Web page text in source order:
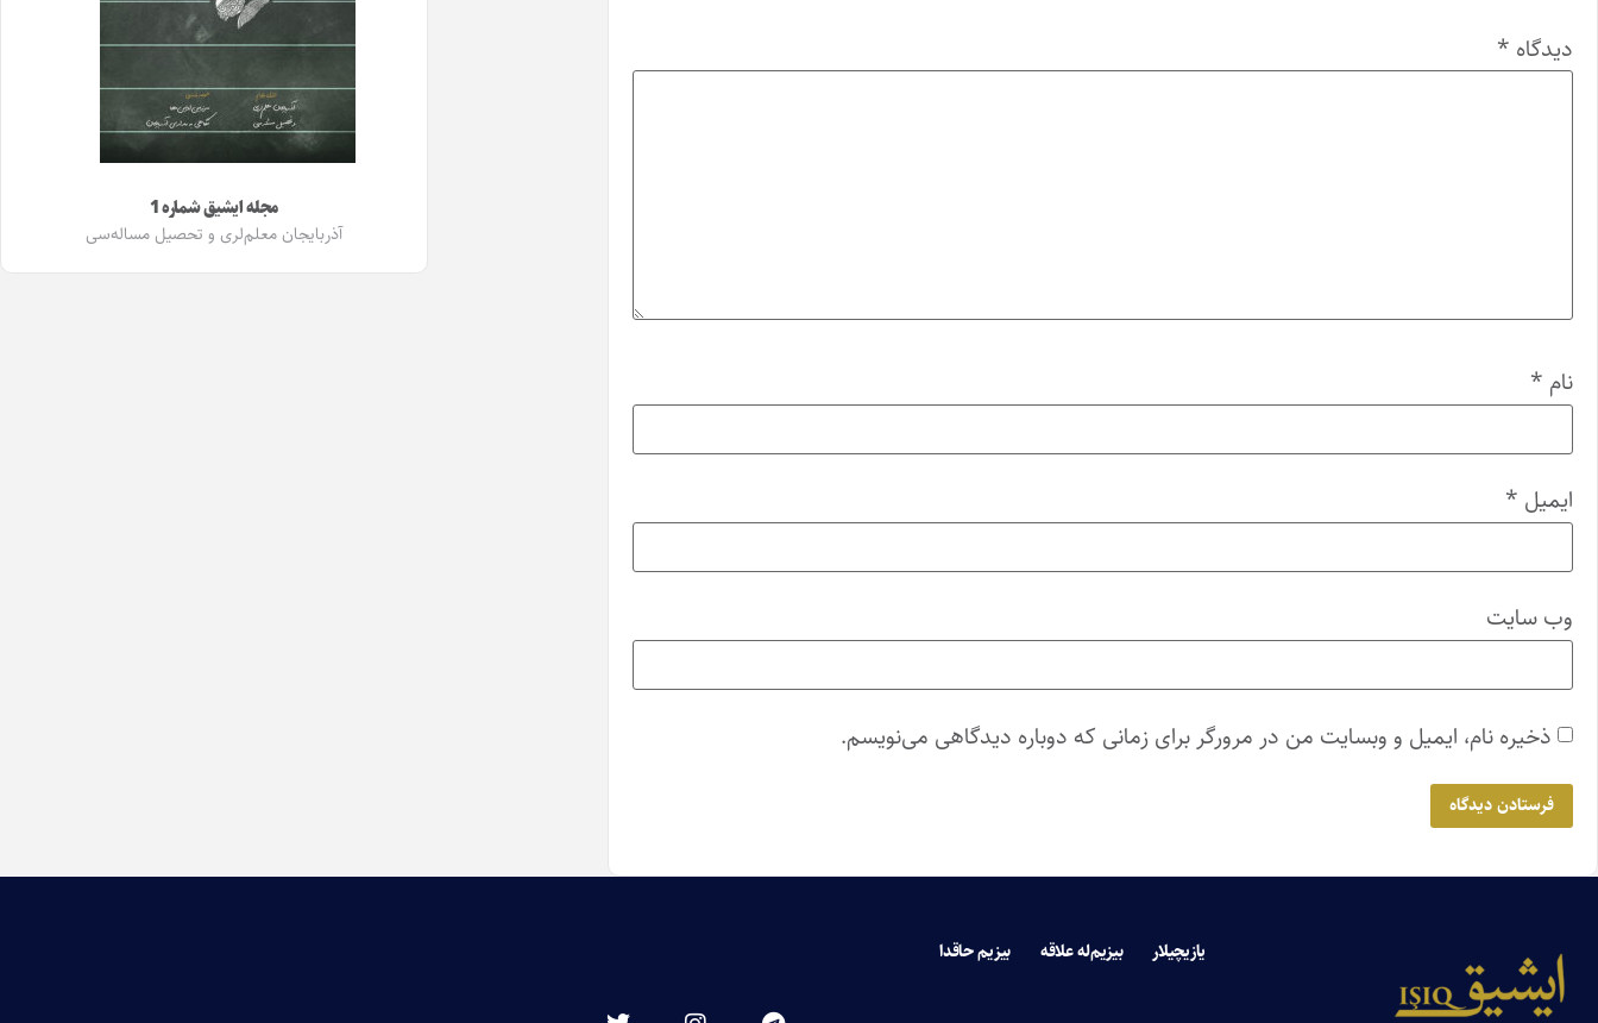
دیدگاه *
نام *
ایمیل *
وب‌ سایت
ذخیره نام، ایمیل و وبسایت من در مرورگر برای زمانی که دوباره دیدگاهی می‌نویسم.
مجله ایشیق شماره 1
آذربایجان معلم‌لری و تحصیل مساله‌سی
یازیچیلار بیزیم‌له علاقه بیزیم حاقدا